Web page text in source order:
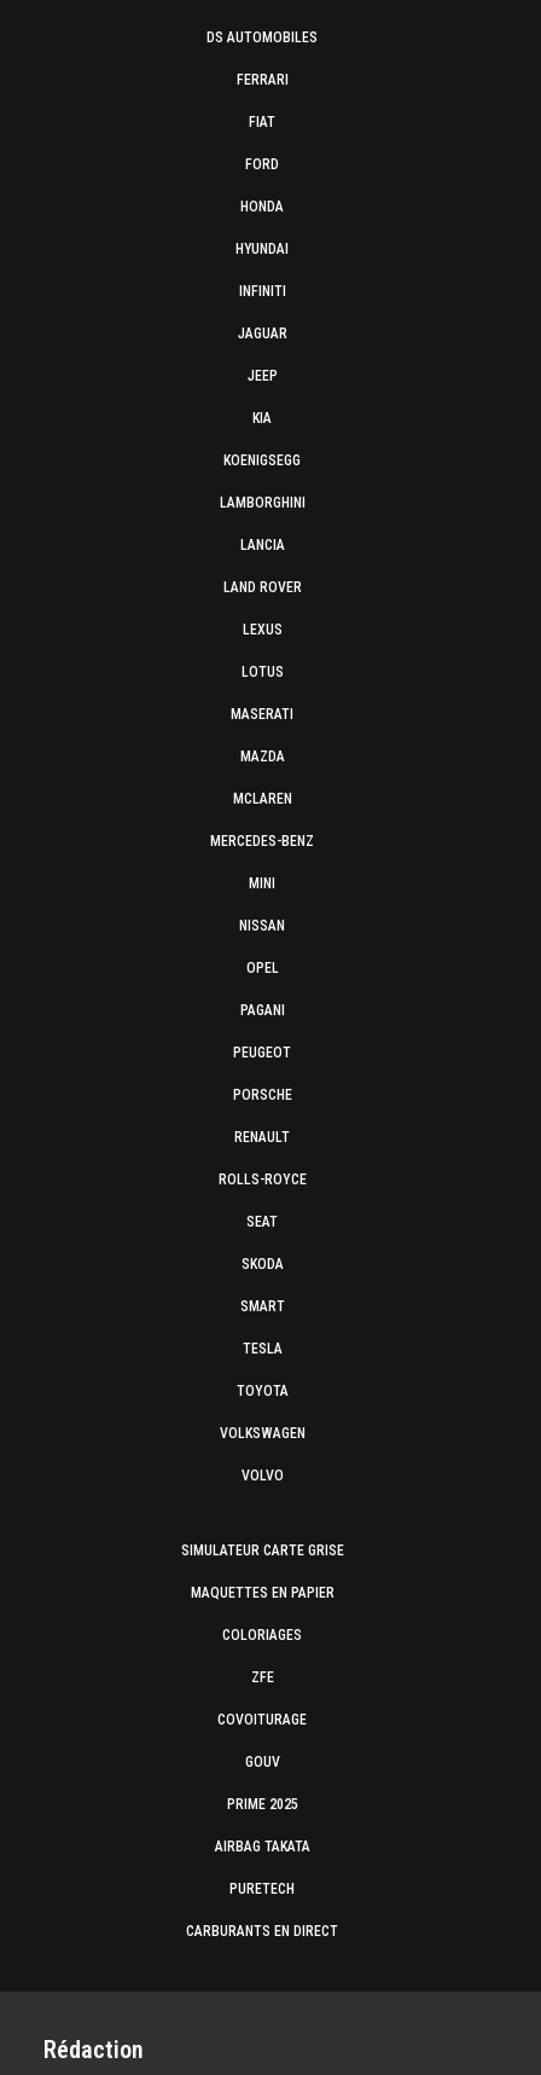
DS AUTOMOBILES
FERRARI
FIAT
FORD
HONDA
HYUNDAI
INFINITI
JAGUAR
JEEP
KIA
KOENIGSEGG
LAMBORGHINI
LANCIA
LAND ROVER
LEXUS
LOTUS
MASERATI
MAZDA
MCLAREN
MERCEDES-BENZ
MINI
NISSAN
OPEL
PAGANI
PEUGEOT
PORSCHE
RENAULT
ROLLS-ROYCE
SEAT
SKODA
SMART
TESLA
TOYOTA
VOLKSWAGEN
VOLVO
SIMULATEUR CARTE GRISE
MAQUETTES EN PAPIER
COLORIAGES
ZFE
COVOITURAGE
GOUV
PRIME 2025
AIRBAG TAKATA
PURETECH
CARBURANTS EN DIRECT
Rédaction